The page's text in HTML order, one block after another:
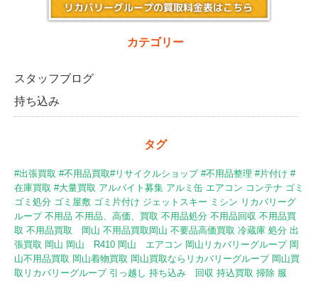
カテゴリー
スタッフブログ
持ち込み
タグ
#出張買取 #不用品買取#リサイクルショップ #不用品整理 #片付け #
在庫買取 #大量買取 アルバイト募集 アルミ缶 エアコン コンテナ ゴミ
ゴミ処分 ゴミ屋敷 ゴミ片付け ジェットスキー ミシン リカバリーグ
ループ 不用品 不用品、高価、買取 不用品処分 不用品回収 不用品買
取 不用品買取 岡山 不用品買取岡山 不要品高価買取 冷蔵庫 処分 出
張買取 岡山 岡山 R410 岡山 エアコン 岡山リカバリーグループ 岡
山不用品買取 岡山着物買取 岡山買取ならリカバリーグループ 岡山買
取リカバリーグループ 引っ越し 持ち込み 回収 持込買取 掃除 服